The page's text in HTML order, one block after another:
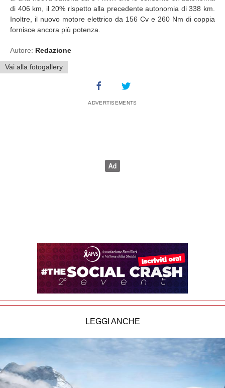
di 406 km, il 20% rispetto alla precedente autonomia di 338 km.
Inoltre, il nuovo motore elettrico da 156 Cv e 260 Nm di coppia
fornisce ancora più potenza.
Autore: Redazione
Vai alla fotogallery
LEGGI ANCHE